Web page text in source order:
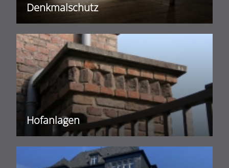
Denkmalschutz
Hofanlagen